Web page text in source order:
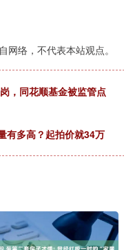
网络，不代表本站观点。
，同花顺基金被监管点
有多高？起拍价就34万